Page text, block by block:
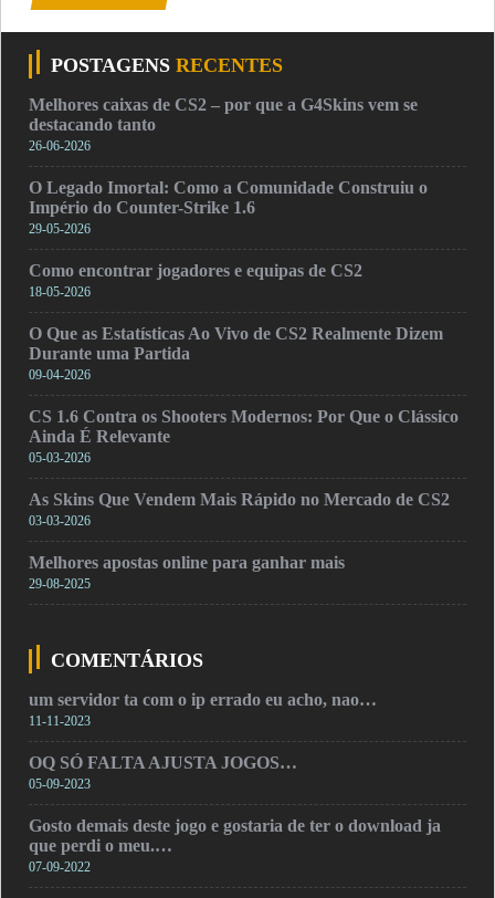
POSTAGENS RECENTES
Melhores caixas de CS2 – por que a G4Skins vem se
destacando tanto
26-06-2026
O Legado Imortal: Como a Comunidade Construiu o
Império do Counter-Strike 1.6
29-05-2026
Como encontrar jogadores e equipas de CS2
18-05-2026
O Que as Estatísticas Ao Vivo de CS2 Realmente Dizem
Durante uma Partida
09-04-2026
CS 1.6 Contra os Shooters Modernos: Por Que o Clássico
Ainda É Relevante
05-03-2026
As Skins Que Vendem Mais Rápido no Mercado de CS2
03-03-2026
Melhores apostas online para ganhar mais
29-08-2025
COMENTÁRIOS
um servidor ta com o ip errado eu acho, nao…
11-11-2023
OQ SÓ FALTA AJUSTA JOGOS…
05-09-2023
Gosto demais deste jogo e gostaria de ter o download ja
que perdi o meu.…
07-09-2022